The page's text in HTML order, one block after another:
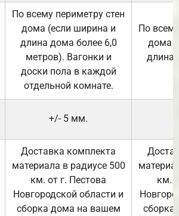
По всему периметру стен
дома (если ширина и
длина дома более 6,0
метров). Вагонки и
доски пола в каждой
отдельной комнате.
По
дома
длина
+/- 5 мм.
Доставка комплекта
материала в радиусе 500
км. от г. Пестова
Новгородской области и
сборка дома на вашем
км.